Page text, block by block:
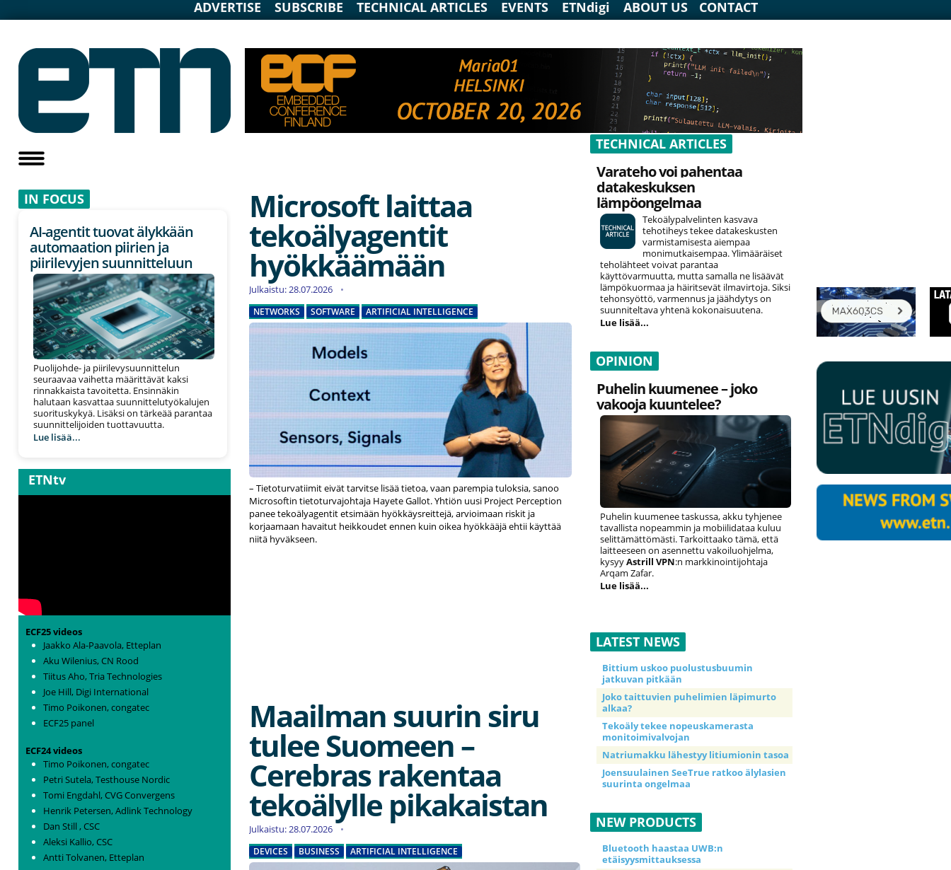
ADVERTISE SUBSCRIBE TECHNICAL ARTICLES EVENTS ETNdigi ABOUT US CONTACT
IN FOCUS
AI-agentit tuovat älykkään
automaation piirien ja
piirilevyjen suunnitteluun
Puolijohde- ja piirilevysuunnittelun
seuraavaa vaihetta määrittävät kaksi
rinnakkaista tavoitetta. Ensinnäkin
halutaan kasvattaa suunnittelutyökalujen
suorituskykyä. Lisäksi on tärkeää parantaa
suunnittelijoiden tuottavuutta.
Lue lisää...
ETNtv
ECF25 videos
Jaakko Ala-Paavola, Etteplan
Aku Wilenius, CN Rood
Tiitus Aho, Tria Technologies
Joe Hill, Digi International
Timo Poikonen, congatec
ECF25 panel
ECF24 videos
Timo Poikonen, congatec
Petri Sutela, Testhouse Nordic
Tomi Engdahl, CVG Convergens
Henrik Petersen, Adlink Technology
Dan Still , CSC
Aleksi Kallio, CSC
Antti Tolvanen, Etteplan
Microsoft laittaa
tekoälyagentit
hyökkäämään
Julkaistu: 28.07.2026
NETWORKS SOFTWARE ARTIFICIAL INTELLIGENCE
– Tietoturvatiimit eivät tarvitse lisää tietoa, vaan parempia tuloksia, sanoo
Microsoftin tietoturvajohtaja Hayete Gallot. Yhtiön uusi Project Perception
panee tekoälyagentit etsimään hyökkäysreittejä, arvioimaan riskit ja
korjaamaan havaitut heikkoudet ennen kuin oikea hyökkääjä ehtii käyttää
niitä hyväkseen.
Maailman suurin siru
tulee Suomeen –
Cerebras rakentaa
tekoälylle pikakaistan
Julkaistu: 28.07.2026
DEVICES BUSINESS ARTIFICIAL INTELLIGENCE
TECHNICAL ARTICLES
Varateho voi pahentaa
datakeskuksen
lämpöongelmaa
Tekoälypalvelinten kasvava
tehotiheys tekee datakeskusten
varmistamisesta aiempaa
monimutkaisempaa. Ylimääräiset
teholähteet voivat parantaa
käyttövarmuutta, mutta samalla ne lisäävät
lämpökuormaa ja häiritsevät ilmavirtoja. Siksi
tehonsyöttö, varmennus ja jäähdytys on
suunniteltava yhtenä kokonaisuutena.
Lue lisää...
OPINION
Puhelin kuumenee – joko
vakooja kuuntelee?
Puhelin kuumenee taskussa, akku tyhjenee
tavallista nopeammin ja mobiilidataa kuluu
selittämättömästi. Tarkoittaako tämä, että
laitteeseen on asennettu vakoiluohjelma,
kysyyAstrill VPN:n markkinointijohtaja
Arqam Zafar.
Lue lisää...
LATEST NEWS
Bittium uskoo puolustusbuumin
jatkuvan pitkään
Joko taittuvien puhelimien läpimurto
alkaa?
Tekoäly tekee nopeuskamerasta
monitoimivalvojan
Natriumakku lähestyy litiumionin tasoa
Joensuulainen SeeTrue ratkoo älylasien
suurinta ongelmaa
NEW PRODUCTS
Bluetooth haastaa UWB:n
etäisyysmittauksessa